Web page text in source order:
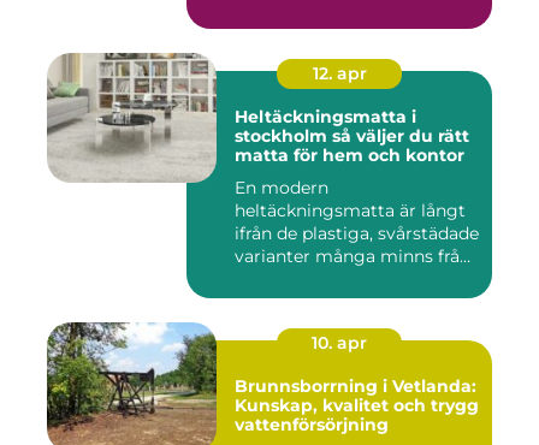
12. apr
Heltäckningsmatta i
stockholm så väljer du rätt
matta för hem och kontor
En modern
heltäckningsmatta är långt
ifrån de plastiga, svårstädade
varianter många minns från
10. apr
Brunnsborrning i Vetlanda:
Kunskap, kvalitet och trygg
vattenförsörjning